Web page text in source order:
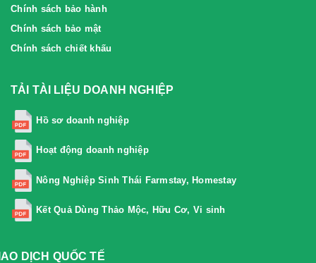
Chính sách bảo hành
Chính sách bảo mật
Chính sách chiết khấu
TẢI TÀI LIỆU DOANH NGHIỆP
Hồ sơ doanh nghiệp
Hoạt động doanh nghiệp
Nông Nghiệp Sinh Thái Farmstay, Homestay
Kết Quả Dùng Thảo Mộc, Hữu Cơ, Vi sinh
DỊCH QUỐC TẾ